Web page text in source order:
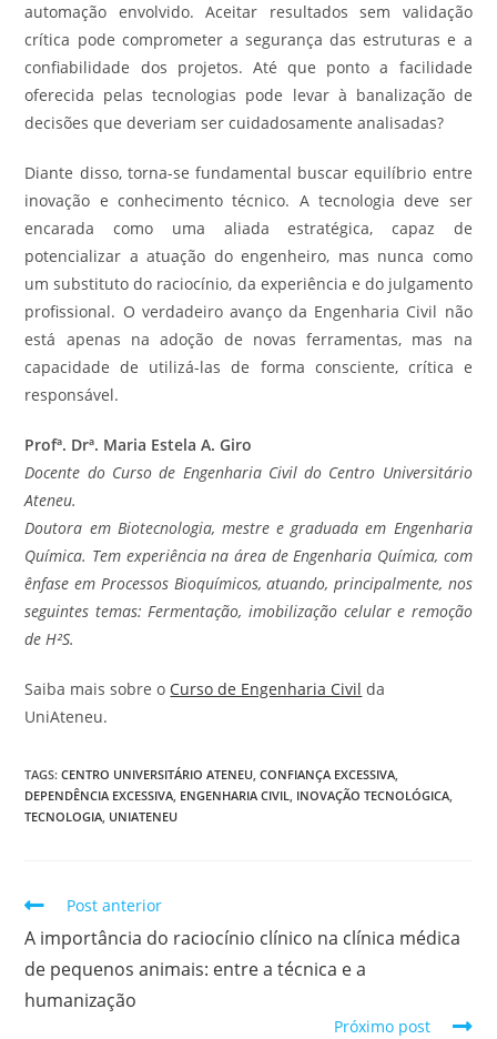
automação envolvido. Aceitar resultados sem validação
crítica pode comprometer a segurança das estruturas e a
confiabilidade dos projetos. Até que ponto a facilidade
oferecida pelas tecnologias pode levar à banalização de
decisões que deveriam ser cuidadosamente analisadas?
Diante disso, torna-se fundamental buscar equilíbrio entre
inovação e conhecimento técnico. A tecnologia deve ser
encarada como uma aliada estratégica, capaz de
potencializar a atuação do engenheiro, mas nunca como
um substituto do raciocínio, da experiência e do julgamento
profissional. O verdadeiro avanço da Engenharia Civil não
está apenas na adoção de novas ferramentas, mas na
capacidade de utilizá-las de forma consciente, crítica e
responsável.
Profª. Drª. Maria Estela A. Giro
Docente do Curso de Engenharia Civil do Centro Universitário
Ateneu.
Doutora em Biotecnologia, mestre e graduada em Engenharia
Química. Tem experiência na área de Engenharia Química, com
ênfase em Processos Bioquímicos, atuando, principalmente, nos
seguintes temas: Fermentação, imobilização celular e remoção
de H²S.
Saiba mais sobre o Curso de Engenharia Civil da
UniAteneu.
TAGS:CENTRO UNIVERSITÁRIO ATENEU, CONFIANÇA EXCESSIVA,
DEPENDÊNCIA EXCESSIVA, ENGENHARIA CIVIL, INOVAÇÃO TECNOLÓGICA,
TECNOLOGIA, UNIATENEU
Post anterior
A importância do raciocínio clínico na clínica médica
de pequenos animais: entre a técnica e a
humanização
Próximo post